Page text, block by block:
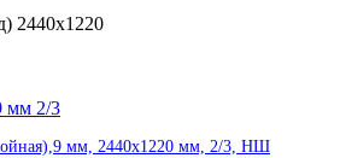
2440x1220
мм, 2440x1220 мм, 2/3, НШ